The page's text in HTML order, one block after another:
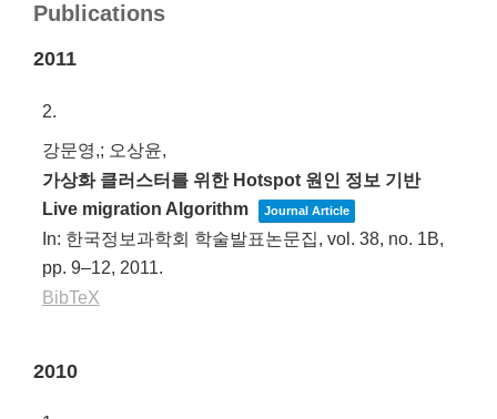
Publications
2011
2.
강문영,; 오상윤,
가상화 클러스터를 위한 Hotspot 원인 정보 기반
Live migration Algorithm
Journal Article
In: 한국정보과학회 학술발표논문집, vol. 38, no. 1B,
pp. 9–12, 2011.
BibTeX
2010